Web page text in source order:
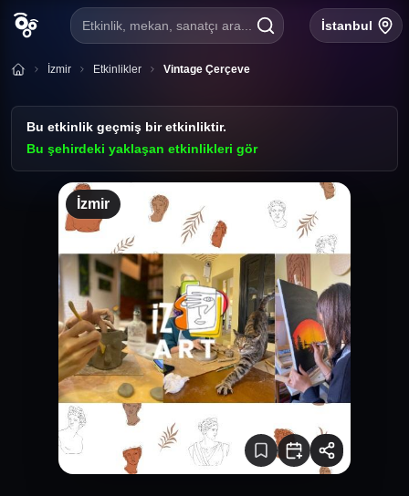
Etkinlik, mekan, sanatçı ara... İstanbul
İzmir Etkinlikler Vintage Çerçeve
Bu etkinlik geçmiş bir etkinliktir.
Bu şehirdeki yaklaşan etkinlikleri gör
İzmir